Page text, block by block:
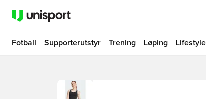
Fotball Supporterutstyr Trening Løping Lifestyle